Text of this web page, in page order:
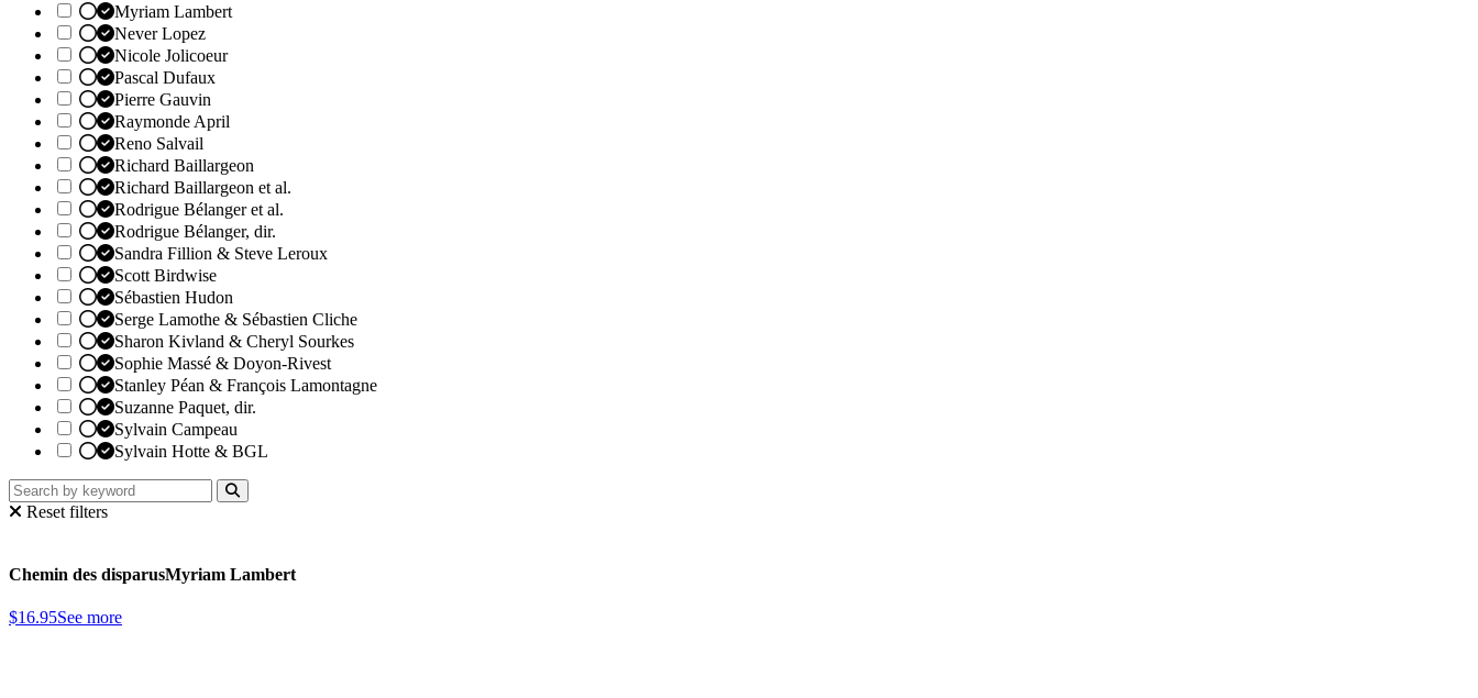
Myriam Lambert
Never Lopez
Nicole Jolicoeur
Pascal Dufaux
Pierre Gauvin
Raymonde April
Reno Salvail
Richard Baillargeon
Richard Baillargeon et al.
Rodrigue Bélanger et al.
Rodrigue Bélanger, dir.
Sandra Fillion & Steve Leroux
Scott Birdwise
Sébastien Hudon
Serge Lamothe & Sébastien Cliche
Sharon Kivland & Cheryl Sourkes
Sophie Massé & Doyon-Rivest
Stanley Péan & François Lamontagne
Suzanne Paquet, dir.
Sylvain Campeau
Sylvain Hotte & BGL
Reset filters
Chemin des disparusMyriam Lambert
$16.95See more